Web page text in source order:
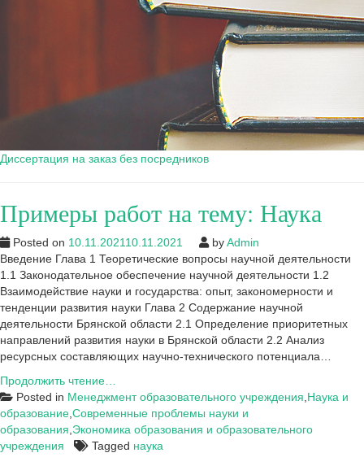
Диссертация на заказ без посредников
Примеры работ на тему: Наука
Posted on 10.11.202110.11.2021 byAdmin
Введение Глава 1 Теоретические вопросы научной деятельности
1.1 Законодательное обеспечение научной деятельности 1.2
Взаимодействие науки и государства: опыт, закономерности и
тенденции развития науки Глава 2 Содержание научной
деятельности Брянской области 2.1 Определение приоритетных
направлений развития науки в Брянской области 2.2 Анализ
ресурсных составляющих научно-технического потенциала…
Продолжить чтение…
работ
на
тему:
Наука
Posted in Менеджмент образовательного учреждения Наука и
образование Современные проблемы науки и
образования Экономика образования и образовательного
учреждения
Tagged наука